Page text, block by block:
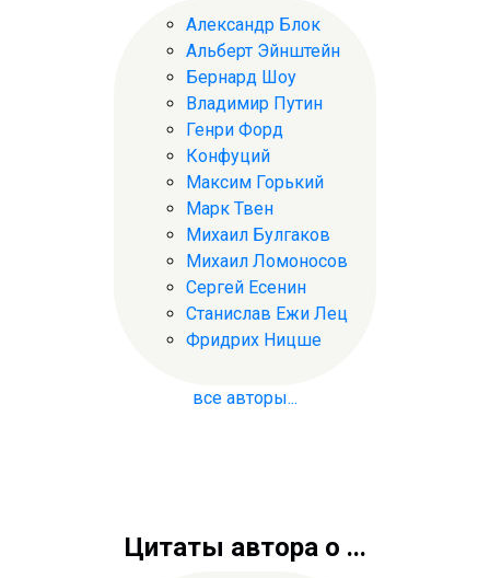
Александр Блок
Альберт Эйнштейн
Бернард Шоу
Владимир Путин
Генри Форд
Конфуций
Максим Горький
Марк Твен
Михаил Булгаков
Михаил Ломоносов
Сергей Есенин
Станислав Ежи Лец
Фридрих Ницше
все авторы...
Цитаты автора о ...